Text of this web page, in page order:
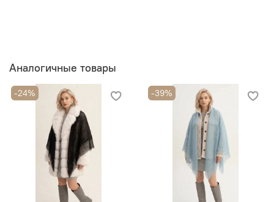
Аналогичные товары
-24% -39%